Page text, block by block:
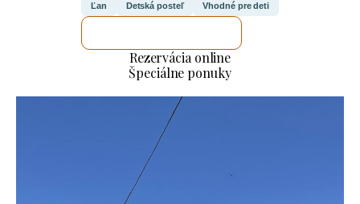
Ľan Detská posteľ Vhodné pre deti
Rezervácia online
Špeciálne ponuky